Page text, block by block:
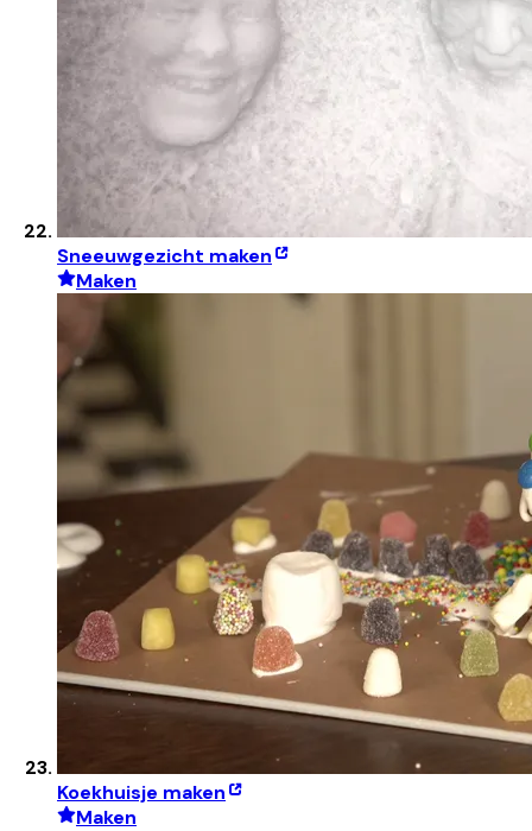
Sneeuwgezicht maken
Maken
Koekhuisje maken
Maken